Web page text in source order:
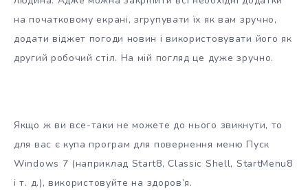
на початковому екрані, згрупувати їх як вам зручно,
додати віджет погоди новин і використовувати його як
другий робочий стіл. На мій погляд це дуже зручно.
Якщо ж ви все-таки не можете до нього звикнути, то
для вас є купа програм для повернення меню Пуск
Windows 7 (наприклад Start8, Classic Shell, StartMenu8
і т. д.), використовуйте на здоров’я.